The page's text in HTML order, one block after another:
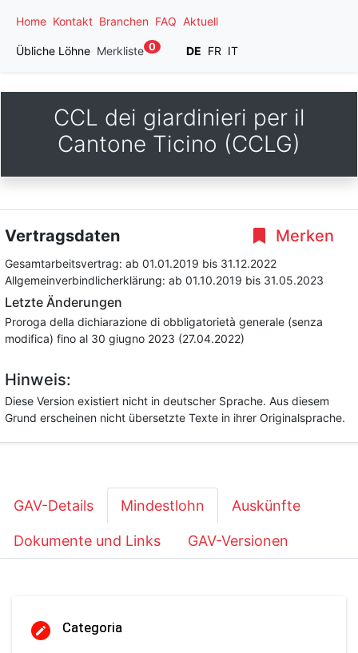
Home Kontakt Branchen FAQ Aktuell
Übliche Löhne Merkliste 0 DE FR IT
CCL dei giardinieri per il
Cantone Ticino (CCLG)
Merken
Vertragsdaten
Gesamtarbeitsvertrag: ab 01.01.2019 bis 31.12.2022
Allgemeinverbindlicherklärung: ab 01.10.2019 bis 31.05.2023
Letzte Änderungen
Proroga della dichiarazione di obbligatorietà generale (senza
modifica) fino al 30 giugno 2023 (27.04.2022)
Hinweis:
Diese Version existiert nicht in deutscher Sprache. Aus diesem
Grund erscheinen nicht übersetzte Texte in ihrer Originalsprache.
GAV-Details Mindestlohn Auskünfte
Dokumente und Links GAV-Versionen
Categoria